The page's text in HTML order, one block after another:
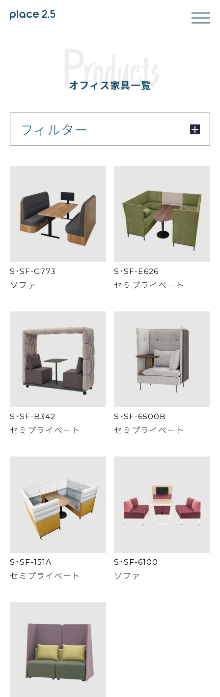
Products
オフィス家具一覧
フィルター
S･SF-G773
ソファ
S･SF-E626
セミプライベート
S･SF-B342
セミプライベート
S･SF-6500B
セミプライベート
S･SF-151A
セミプライベート
S･SF-6100
ソファ